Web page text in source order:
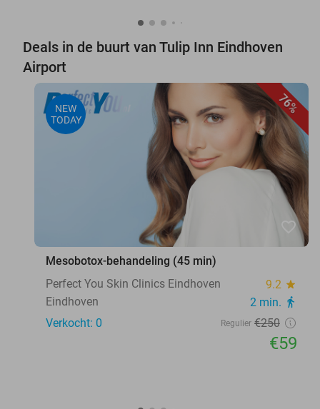
Deals in de buurt van Tulip Inn Eindhoven
Airport
76%
NEW
TODAY
favorite_border
Mesobotox-behandeling (45 min)
Perfect You Skin Clinics Eindhoven
9.2 star
Eindhoven 2 min. directions_walk
Verkocht: 0 Regulier €250
€59